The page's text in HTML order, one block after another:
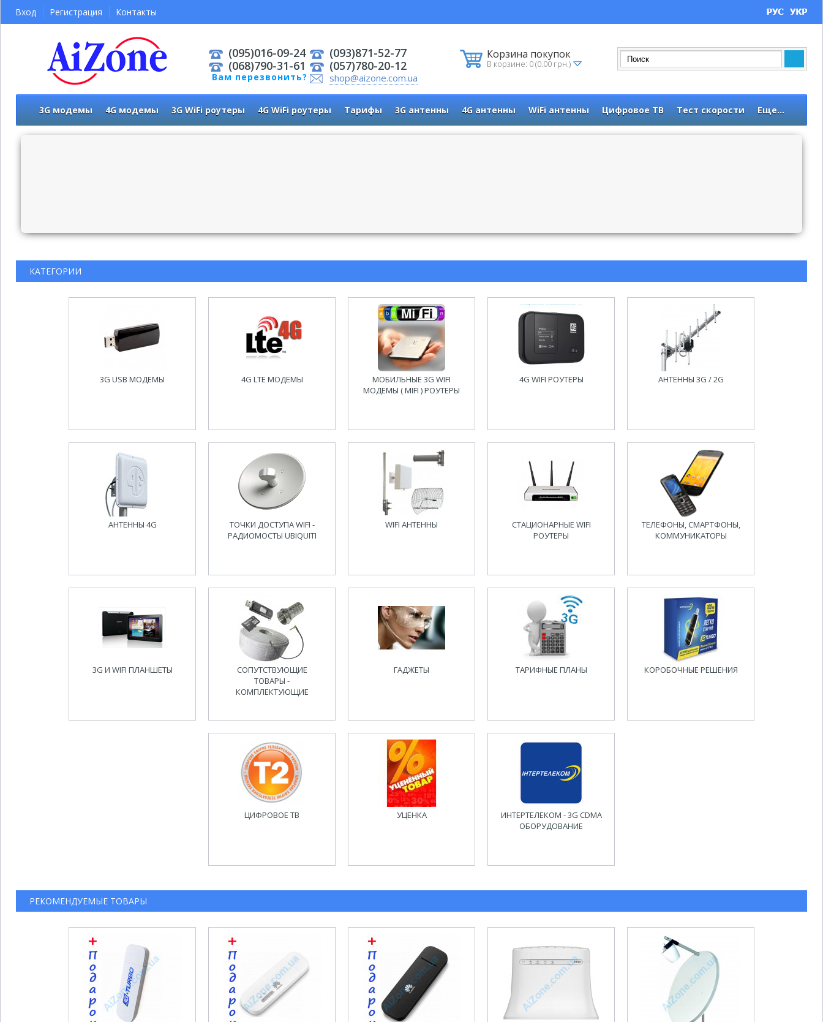
Корзина покупок
В корзине: 0 (0.00 грн.)
(095)016-09-24
(068)790-31-61
Вам перезвонить?
(093)871-52-77
(057)780-20-12
shop@aizone.com.ua
Вход Регистрация Контакты
3G модемы 4G модемы 3G WiFi роутеры 4G WiFi роутеры Тарифы 3G антенны 4G антенны WiFi антенны Цифровое ТВ Тест скорости Еще...
КАТЕГОРИИ
3G USB МОДЕМЫ 4G LTE МОДЕМЫ
МОБИЛЬНЫЕ 3G WIFI
МОДЕМЫ ( MIFI ) РОУТЕРЫ
4G WIFI РОУТЕРЫ АНТЕННЫ 3G / 2G
АНТЕННЫ 4G
ТОЧКИ ДОСТУПА WIFI -
РАДИОМОСТЫ UBIQUITI
WIFI АНТЕННЫ
СТАЦИОНАРНЫЕ WIFI
РОУТЕРЫ
ТЕЛЕФОНЫ, СМАРТФОНЫ,
КОММУНИКАТОРЫ
3G И WIFI ПЛАНШЕТЫ
СОПУТСТВУЮЩИЕ
ТОВАРЫ -
КОМПЛЕКТУЮЩИЕ
ГАДЖЕТЫ ТАРИФНЫЕ ПЛАНЫ КОРОБОЧНЫЕ РЕШЕНИЯ
ЦИФРОВОЕ ТВ УЦЕНКА
ИНТЕРТЕЛЕКОМ - 3G CDMA
ОБОРУДОВАНИЕ
РЕКОМЕНДУЕМЫЕ ТОВАРЫ